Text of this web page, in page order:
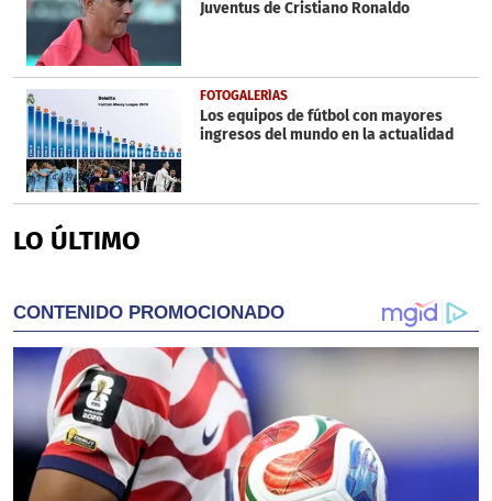
Juventus de Cristiano Ronaldo
FOTOGALERÍAS
Los equipos de fútbol con mayores
ingresos del mundo en la actualidad
LO ÚLTIMO